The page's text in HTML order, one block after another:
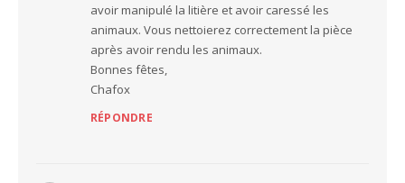
avoir manipulé la litière et avoir caressé les
animaux. Vous nettoierez correctement la pièce
après avoir rendu les animaux.
Bonnes fêtes,
Chafox
RÉPONDRE